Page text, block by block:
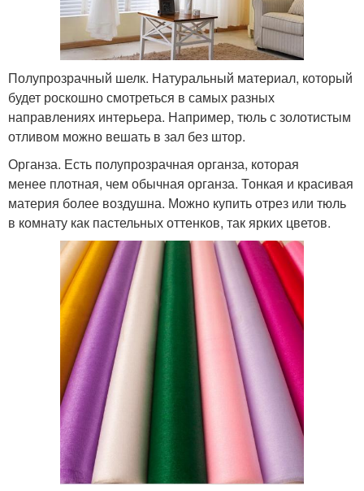
Полупрозрачный шелк. Натуральный материал, который
будет роскошно смотреться в самых разных
направлениях интерьера. Например, тюль с золотистым
отливом можно вешать в зал без штор.
Органза. Есть полупрозрачная органза, которая
менее плотная, чем обычная органза. Тонкая и красивая
материя более воздушна. Можно купить отрез или тюль
в комнату как пастельных оттенков, так ярких цветов.